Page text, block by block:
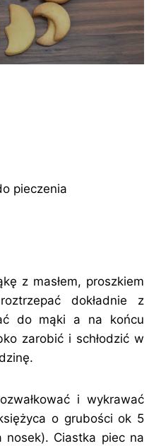
pieczenia
z masłem, proszkiem
dokładnie z
do mąki a na końcu
zarobić i schłodzić w
i wykrawać
o grubości ok 5
Ciastka piec na